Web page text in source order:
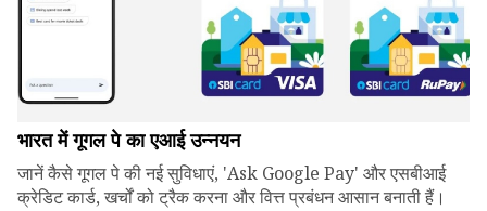
भारत में गूगल पे का एआई उन्नयन
जानें कैसे गूगल पे की नई सुविधाएं, 'Ask Google Pay' और एसबीआई
क्रेडिट कार्ड, खर्चों को ट्रैक करना और वित्त प्रबंधन आसान बनाती हैं।